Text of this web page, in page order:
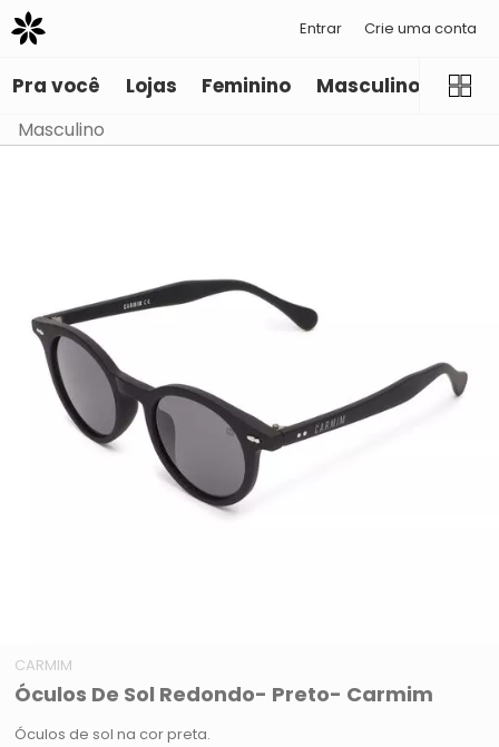
Entrar Crie uma conta
Pra você Lojas Feminino Masculino
Masculino
CARMIM
Óculos De Sol Redondo- Preto- Carmim
Óculos de sol na cor preta.